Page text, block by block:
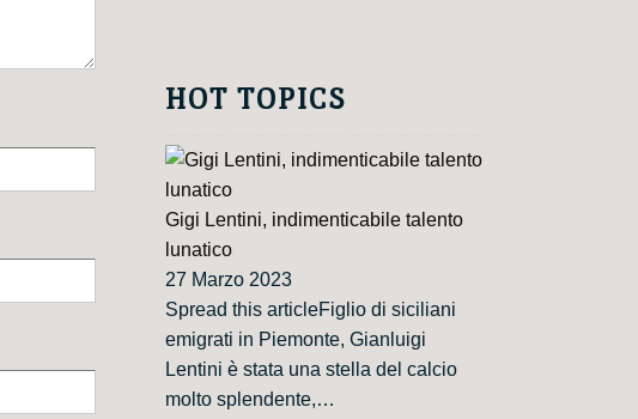
HOT TOPICS
Gigi Lentini, indimenticabile talento
lunatico
27 Marzo 2023
Spread this articleFiglio di siciliani
emigrati in Piemonte, Gianluigi
Lentini è stata una stella del calcio
molto splendente,…